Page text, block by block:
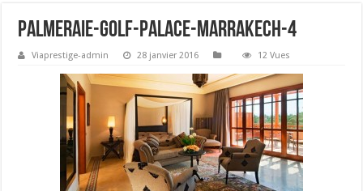
Palmeraie-Golf-Palace-Marrakech-4
Viaprestige-admin 28 janvier 2016 12 Vues